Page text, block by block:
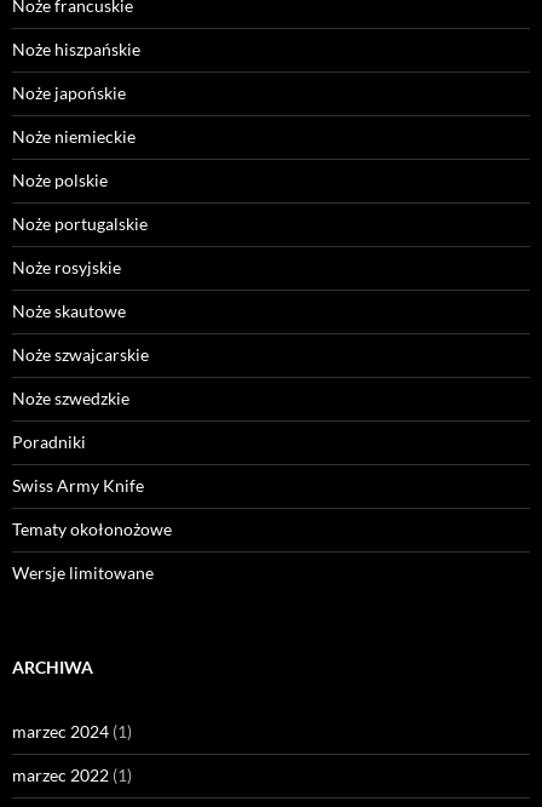
Noże francuskie
Noże hiszpańskie
Noże japońskie
Noże niemieckie
Noże polskie
Noże portugalskie
Noże rosyjskie
Noże skautowe
Noże szwajcarskie
Noże szwedzkie
Poradniki
Swiss Army Knife
Tematy okołonożowe
Wersje limitowane
ARCHIWA
marzec 2024 (1)
marzec 2022 (1)